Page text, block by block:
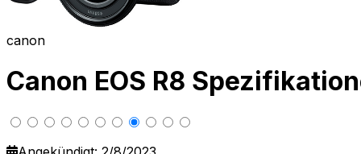
canon
Canon EOS R8